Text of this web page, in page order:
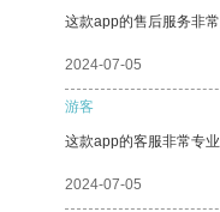
这款app的售后服务非
2024-07-05
游客
这款app的客服非常专
2024-07-05